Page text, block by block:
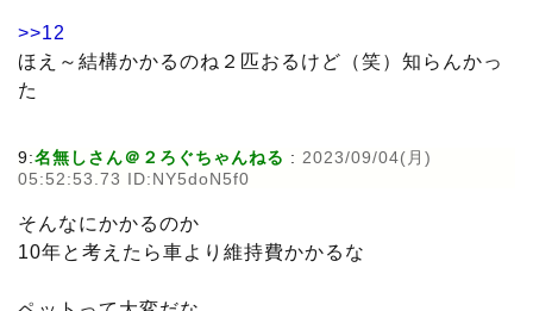
>>12
ほえ～結構かかるのね２匹おるけど（笑）知らんかっ
た
9:名無しさん＠２ろぐちゃんねる : 2023/09/04(月)
05:52:53.73 ID:NY5doN5f0
そんなにかかるのか
10年と考えたら車より維持費かかるな